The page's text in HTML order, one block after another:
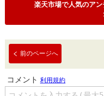
楽天市場で人気のア
前のページへ